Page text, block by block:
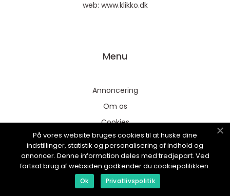
web: www.klikko.dk
Menu
Annoncering
Om os
Cookies
Kontakt os
Sitemap
På vores website bruges cookies til at huske dine
indstillinger, statistik og personalisering af indhold og
annoncer. Denne information deles med tredjepart. Ved
fortsat brug af websiden godkender du cookiepolitikken.
Ok Privatlivspolitik